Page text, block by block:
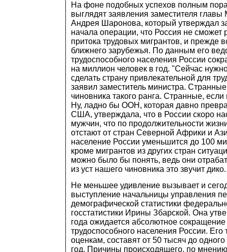
На фоне подобных успехов полным
выглядят заявления заместителя
Андрея Шаронова, который утверждал
начала операции, что Россия не сможет
притока трудовых мигрантов, и прежде
ближнего зарубежья. По данным его
трудоспособного населения России
на миллион человек в год. "Сейчас
сделать страну привлекательной для
заявил заместитель министра.
чиновника такого ранга. Странные, если
Ну, ладно бы ООН, которая давно
США, утверждала, что в России скоро
мужчин, что по продолжительности
отстают от стран Северной Африки и
население России уменьшится до 100
кроме мигрантов из других стран
можно было бы понять, ведь они
из уст нашего чиновника это звучит дико.
Не меньшее удивление вызывает и
выступление начальницы управления
демографической статистики
госстатистики Ирины Збарской. Она
года ожидается абсолютное сокращение
трудоспособного населения России.
оценкам, составят от 50 тысяч до
год. Причины происходящего, по